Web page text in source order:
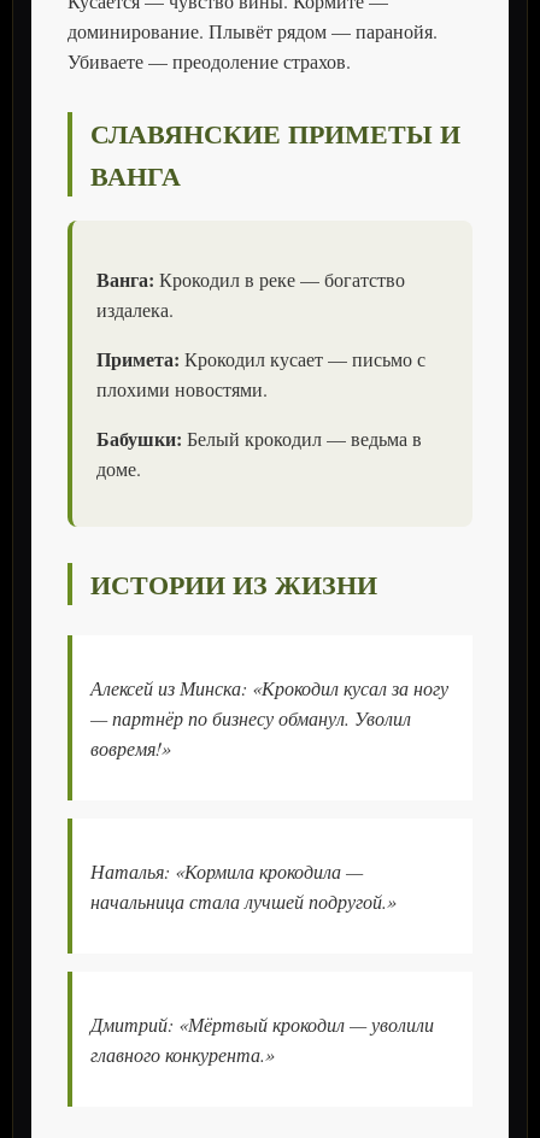
доминирование. Плывёт рядом — паранойя.
Убиваете — преодоление страхов.
СЛАВЯНСКИЕ ПРИМЕТЫ И
ВАНГА
Ванга: Крокодил в реке — богатство
издалека.
Примета: Крокодил кусает — письмо с
плохими новостями.
Бабушки: Белый крокодил — ведьма в
доме.
ИСТОРИИ ИЗ ЖИЗНИ
Алексей из Минска: «Крокодил кусал за ногу
— партнёр по бизнесу обманул. Уволил
вовремя!»
Наталья: «Кормила крокодила —
начальница стала лучшей подругой.»
Дмитрий: «Мёртвый крокодил — уволили
главного конкурента.»